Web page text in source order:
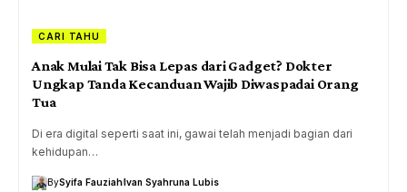
CARI TAHU
Anak Mulai Tak Bisa Lepas dari Gadget? Dokter
Ungkap Tanda Kecanduan Wajib Diwaspadai Orang
Tua
Di era digital seperti saat ini, gawai telah menjadi bagian dari
kehidupan…
BySyifa FauziahIvan Syahruna Lubis